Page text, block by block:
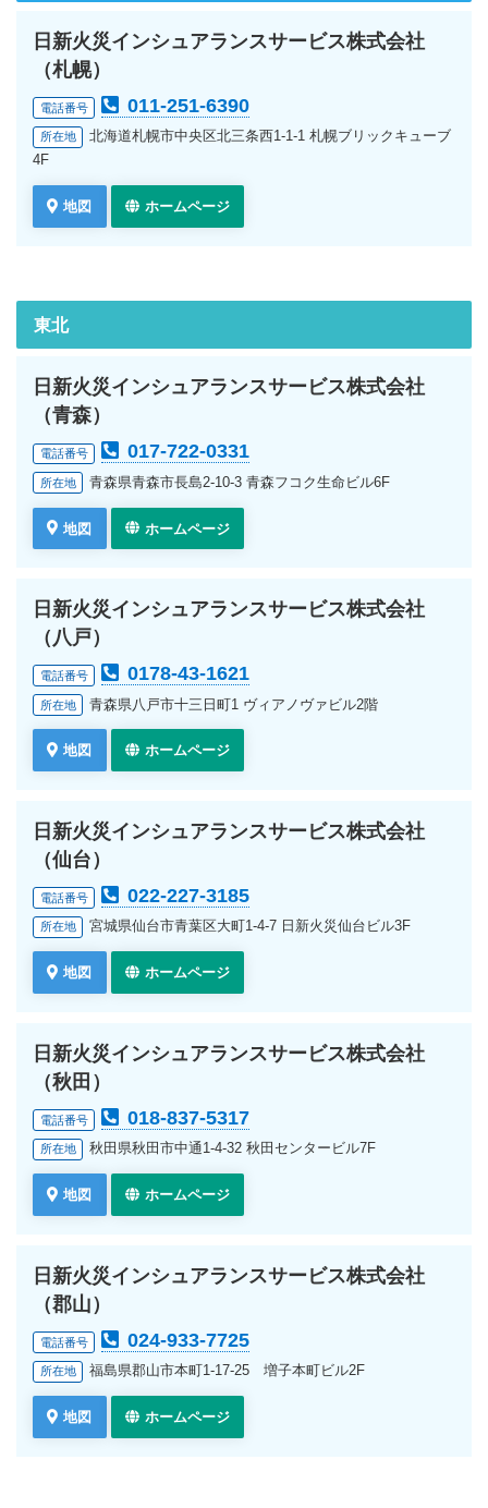
日新火災インシュアランスサービス株式会社
（札幌）
電話番号 011-251-6390
所在地
北海道札幌市中央区北三条西1-1-1 札幌ブリックキューブ
4F
地図 ホームページ
東北
日新火災インシュアランスサービス株式会社
（青森）
電話番号 017-722-0331
所在地 青森県青森市長島2-10-3 青森フコク生命ビル6F
地図 ホームページ
日新火災インシュアランスサービス株式会社
（八戸）
電話番号 0178-43-1621
所在地 青森県八戸市十三日町1 ヴィアノヴァビル2階
地図 ホームページ
日新火災インシュアランスサービス株式会社
（仙台）
電話番号 022-227-3185
所在地 宮城県仙台市青葉区大町1-4-7 日新火災仙台ビル3F
地図 ホームページ
日新火災インシュアランスサービス株式会社
（秋田）
電話番号 018-837-5317
所在地 秋田県秋田市中通1-4-32 秋田センタービル7F
地図 ホームページ
日新火災インシュアランスサービス株式会社
（郡山）
電話番号 024-933-7725
所在地 福島県郡山市本町1-17-25 増子本町ビル2F
地図 ホームページ